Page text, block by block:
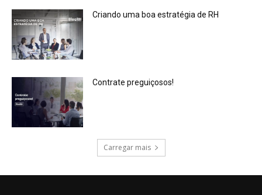
Criando uma boa estratégia de RH
Contrate preguiçosos!
Carregar mais